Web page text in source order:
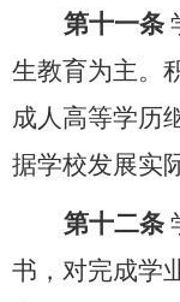
第十一条
生教育为主。
成人高等学历
据学校发展实
第十二条
书，对完成学